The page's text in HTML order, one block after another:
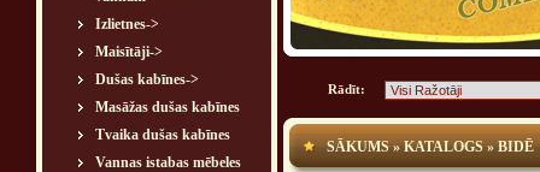
Izlietnes->
Maisītāji->
Dušas kabīnes->
Masāžas dušas kabīnes
Tvaika dušas kabīnes
Vannas istabas mēbeles
Rādīt:
SĀKUMS»KATALOGS»BIDĒ